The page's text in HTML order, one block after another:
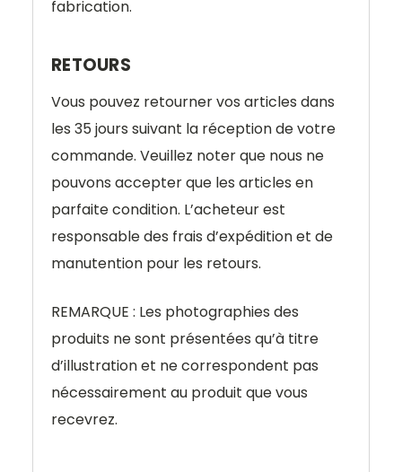
fabrication.
RETOURS
Vous pouvez retourner vos articles dans
les 35 jours suivant la réception de votre
commande. Veuillez noter que nous ne
pouvons accepter que les articles en
parfaite condition. L’acheteur est
responsable des frais d’expédition et de
manutention pour les retours.
REMARQUE : Les photographies des
produits ne sont présentées qu’à titre
d’illustration et ne correspondent pas
nécessairement au produit que vous
recevrez.